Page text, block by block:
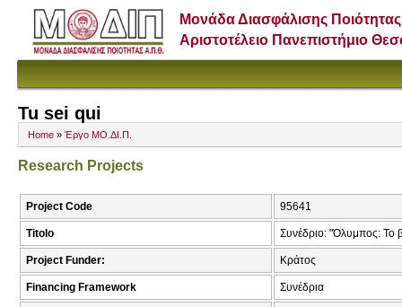
Μονάδα Διασφάλισης Ποιότητας
Αριστοτέλειο Πανεπιστήμιο
Tu sei qui
Home » Έργο ΜΟ.ΔΙ.Π.
Research Projects
Project Code 95641
Titolo Συνέδριο: "Όλυμπος: Το
Project Funder: Κράτος
Financing Framework Συνέδρια